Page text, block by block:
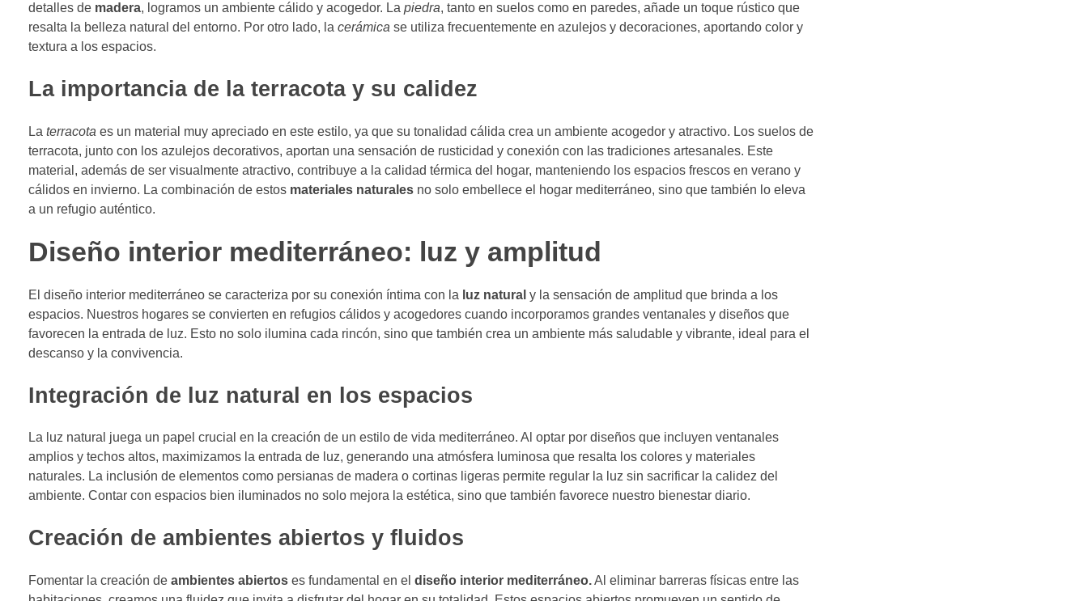
detalles de madera, logramos un ambiente cálido y acogedor. La piedra, tanto en suelos como en paredes, añade un toque rústico que
resalta la belleza natural del entorno. Por otro lado, la cerámica se utiliza frecuentemente en azulejos y decoraciones, aportando color y
textura a los espacios.
La importancia de la terracota y su calidez
La terracota es un material muy apreciado en este estilo, ya que su tonalidad cálida crea un ambiente acogedor y atractivo. Los suelos de
terracota, junto con los azulejos decorativos, aportan una sensación de rusticidad y conexión con las tradiciones artesanales. Este
material, además de ser visualmente atractivo, contribuye a la calidad térmica del hogar, manteniendo los espacios frescos en verano y
cálidos en invierno. La combinación de estos materiales naturales no solo embellece el hogar mediterráneo, sino que también lo eleva
a un refugio auténtico.
Diseño interior mediterráneo: luz y amplitud
El diseño interior mediterráneo se caracteriza por su conexión íntima con la luz natural y la sensación de amplitud que brinda a los
espacios. Nuestros hogares se convierten en refugios cálidos y acogedores cuando incorporamos grandes ventanales y diseños que
favorecen la entrada de luz. Esto no solo ilumina cada rincón, sino que también crea un ambiente más saludable y vibrante, ideal para el
descanso y la convivencia.
Integración de luz natural en los espacios
La luz natural juega un papel crucial en la creación de un estilo de vida mediterráneo. Al optar por diseños que incluyen ventanales
amplios y techos altos, maximizamos la entrada de luz, generando una atmósfera luminosa que resalta los colores y materiales
naturales. La inclusión de elementos como persianas de madera o cortinas ligeras permite regular la luz sin sacrificar la calidez del
ambiente. Contar con espacios bien iluminados no solo mejora la estética, sino que también favorece nuestro bienestar diario.
Creación de ambientes abiertos y fluidos
Fomentar la creación de ambientes abiertos es fundamental en el diseño interior mediterráneo.Al eliminar barreras físicas entre las